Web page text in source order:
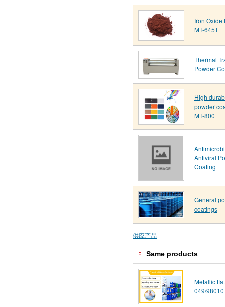
Iron Oxide
MT-645T
Thermal
Powder
High
powder
MT-800
Antiviral
Coating
General
coatings
供应产品
Same products
Metallic
049/98010